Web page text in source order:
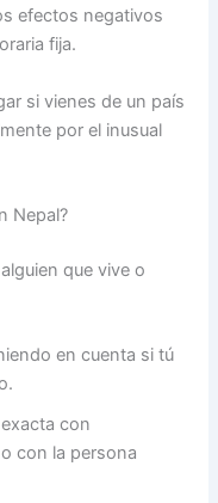
efectos negativos
fija.
si vienes de un país
por el inusual
Nepal?
que vive o
en cuenta si tú
con
con la persona